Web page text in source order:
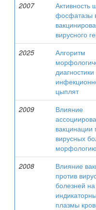
2007
Активность
фосфатазы
вирусного
2025
Алгоритм
диагностики
цыплят
2009
Влияние
вакцинации
вирусных
2008
Влияние
против
болезней на
плазмы